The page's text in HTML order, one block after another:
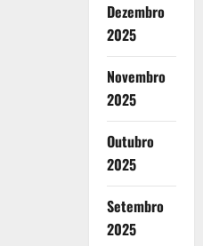
Dezembro
2025
Novembro
2025
Outubro
2025
Setembro
2025